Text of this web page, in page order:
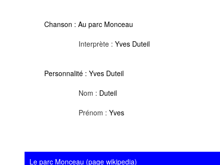
Chanson : Au parc Monceau
Interprète : Yves Duteil
Personnalité : Yves Duteil
Nom : Duteil
Prénom : Yves
Le parc Monceau (page wikipedia)